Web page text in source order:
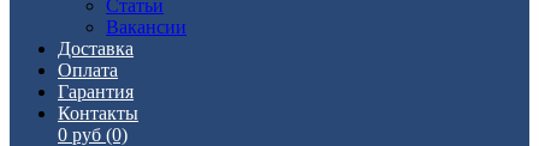
Статьи
Вакансии
Доставка
Оплата
Гарантия
Контакты
0 руб (0)